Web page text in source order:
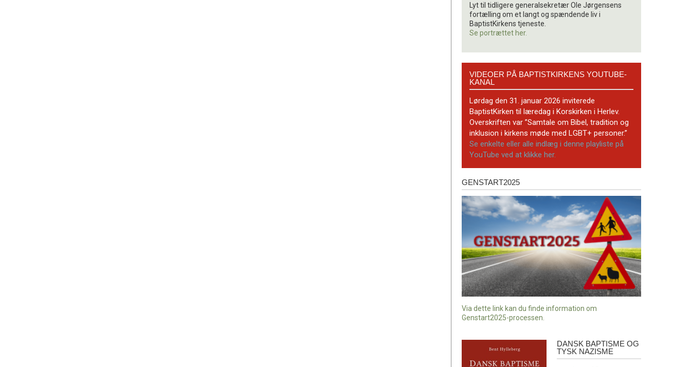
Lyt til tidligere generalsekretær Ole Jørgensens
fortælling om et langt og spændende liv i
BaptistKirkens tjeneste.
Se portrættet her.
BaptistKirkens
YouTube-
kanal
VIDEOER PÅ BAPTISTKIRKENS YOUTUBE-
KANAL
Lørdag den 31. januar 2026 inviterede
BaptistKirken til læredag i Korskirken i Herlev.
Overskriften var ”Samtale om Bibel, tradition og
inklusion i kirkens møde med LGBT+ personer.”
Se enkelte eller alle indlæg i denne playliste på
YouTube ved at klikke her.
Genstart2025
GENSTART2025
Via dette link kan du finde information om
Genstart2025-processen.
DANSK BAPTISME OG
TYSK NAZISME